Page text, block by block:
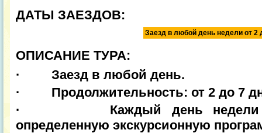
ДАТЫ ЗАЕЗДОВ:
Заезд в любой день недели от 2
ОПИСАНИЕ ТУРА:
· Заезд в любой день.
· Продолжительность: от 2 до 7
· Каждый день недели
определенную экскурсионную